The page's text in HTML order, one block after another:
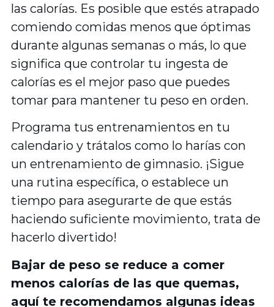
las calorías. Es posible que estés atrapado
comiendo comidas menos que óptimas
durante algunas semanas o más, lo que
significa que controlar tu ingesta de
calorías es el mejor paso que puedes
tomar para mantener tu peso en orden.
Programa tus entrenamientos en tu
calendario y trátalos como lo harías con
un entrenamiento de gimnasio. ¡Sigue
una rutina específica, o establece un
tiempo para asegurarte de que estás
haciendo suficiente movimiento, trata de
hacerlo divertido!
Bajar de peso se reduce a comer
menos calorías de las que quemas,
aquí te recomendamos algunas ideas